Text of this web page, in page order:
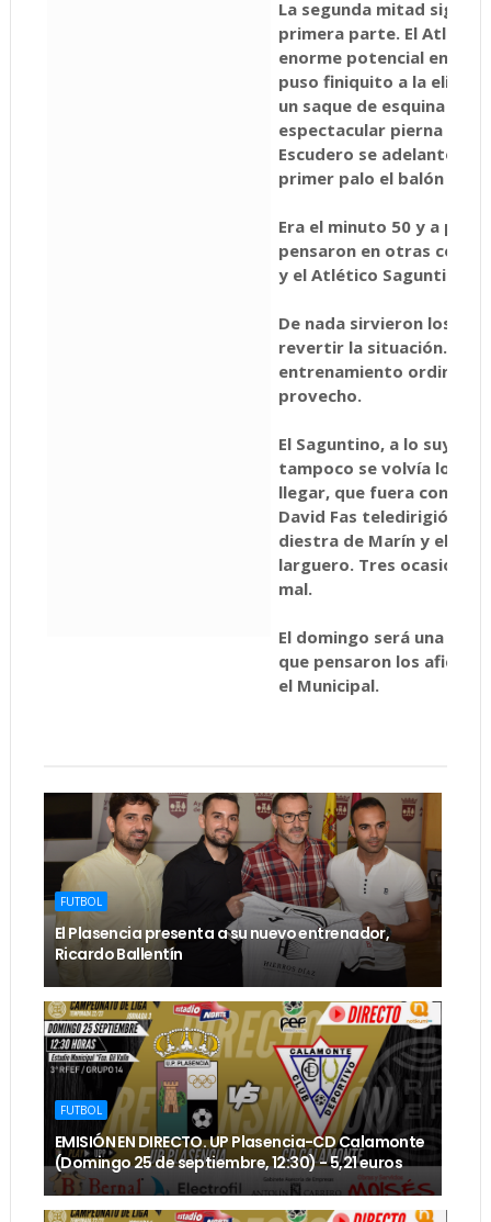
La segunda mitad siguió
primera parte. El
enorme potencial en
puso finiquito a la
un saque de esquina
espectacular pierna
Escudero se adelantó a
primer palo el balón a la
Era el minuto 50 y a
pensaron en otras cosas.
y el Atlético Saguntino
De nada sirvieron los
revertir la situación. Se
entrenamiento ordinario
provecho.
El Saguntino, a lo suyo,
tampoco se volvía loco
llegar, que fuera con el
David Fas teledirigió un
diestra de Marín y el
larguero. Tres ocasiones
mal.
El domingo será una
que pensaron los
el Municipal.
FUTBOL
El Plasencia presenta a su nuevo entrenador,
Ricardo Ballentín
FUTBOL
EMISIÓN EN DIRECTO. UP Plasencia-CD Calamonte
(Domingo 25 de septiembre, 12:30) - 5,21 euros